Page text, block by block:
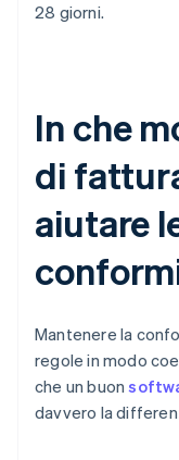
28 giorni.
In che
di
aiutare
Mantenere la
regole in modo
che un buon
davvero la